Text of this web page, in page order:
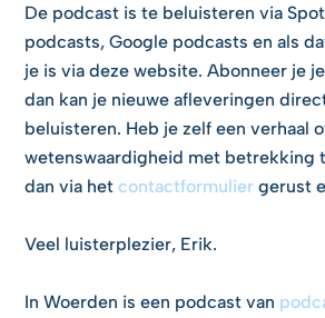
De podcast is te beluisteren via
podcasts, Google podcasts en als
je is via deze website. Abonneer je
dan kan je nieuwe afleveringen
beluisteren. Heb je zelf een verhaal
wetenswaardigheid met betrekking
dan via het contactformulier gerust
Veel luisterplezier, Erik.
In Woerden is een podcast van